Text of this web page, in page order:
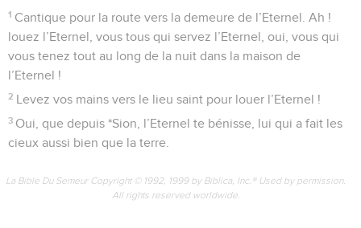
1 Cantique pour la route vers la demeure de l’Eternel. Ah !
louez l’Eternel, vous tous qui servez l’Eternel, oui, vous qui
vous tenez tout au long de la nuit dans la maison de
l’Eternel !
2 Levez vos mains vers le lieu saint pour louer l’Eternel !
3 Oui, que depuis *Sion, l’Eternel te bénisse, lui qui a fait les
cieux aussi bien que la terre.
La Bible Du Semeur Copyright © 1992, 1999 by Biblica, Inc.® Used by permission.
All rights reserved worldwide.